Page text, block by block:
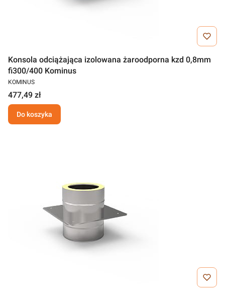
Konsola odciążająca izolowana żaroodporna kzd 0,8mm
fi300/400 Kominus
KOMINUS
477,49 zł
Do koszyka